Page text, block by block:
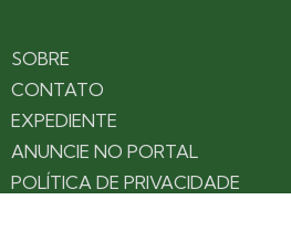
SOBRE
CONTATO
EXPEDIENTE
ANUNCIE NO PORTAL
POLÍTICA DE PRIVACIDADE